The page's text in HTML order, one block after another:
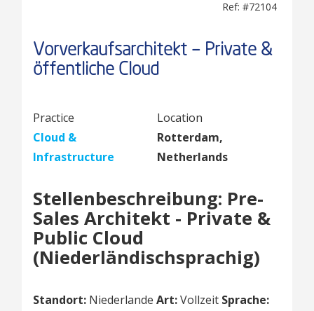
Ref: #72104
Vorverkaufsarchitekt – Private &
öffentliche Cloud
Practice
Cloud &
Infrastructure
Location
Rotterdam,
Netherlands
Stellenbeschreibung: Pre-
Sales Architekt - Private &
Public Cloud
(Niederländischsprachig)
Standort: Niederlande Art:Vollzeit Sprache: